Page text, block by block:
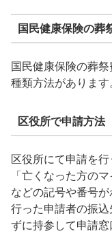
国民健康保険の葬
国民健康保険の葬
種類方法があります。
区役所で申請方法
区役所にて申請を
「亡くなった方の
などの記号や番号
行った申請者の振
ずに持参して申請窓